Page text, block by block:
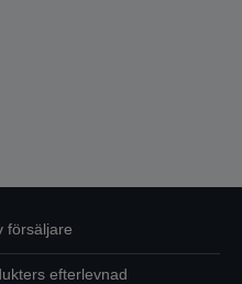
försäljare
efterlevnad